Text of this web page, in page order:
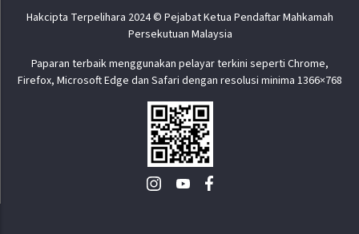
Hakcipta Terpelihara 2024 © Pejabat Ketua Pendaftar Mahkamah
Persekutuan Malaysia
Paparan terbaik menggunakan pelayar terkini seperti Chrome,
Firefox, Microsoft Edge dan Safari dengan resolusi minima 1366×768